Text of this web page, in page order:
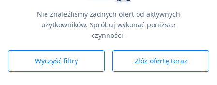
Nie znaleźliśmy żadnych ofert od aktywnych
użytkowników. Spróbuj wykonać poniższe
czynności.
Wyczyść filtry Złóż ofertę teraz